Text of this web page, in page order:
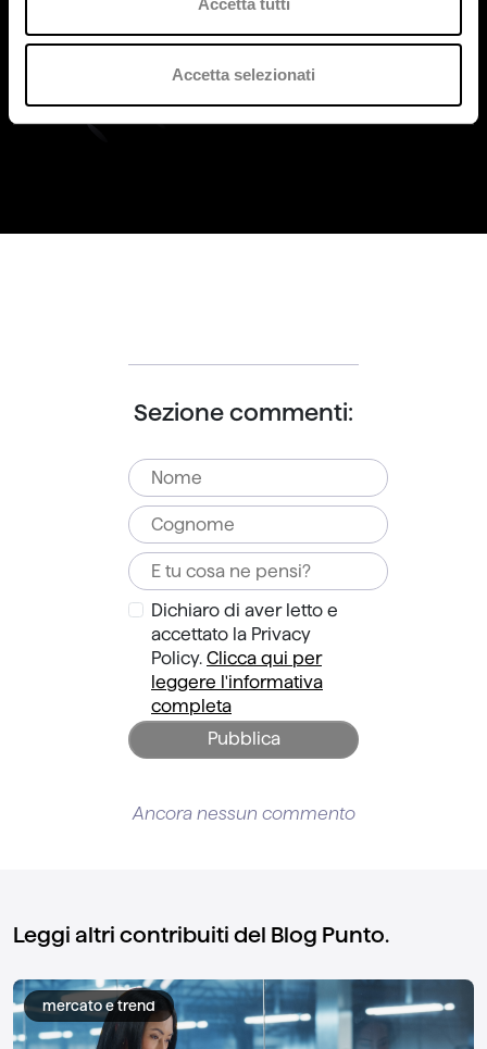
Accetta selezionati
contenimento in un incidente cyber?
Quali sono le fasi della gestione di un
Sezione commenti:
Dichiaro di aver letto e
accettato la Privacy
Policy. Clicca qui per
leggere l'informativa
completa
Pubblica
Ancora nessun commento
Leggi altri contribuiti del Blog Punto.
mercato e trend